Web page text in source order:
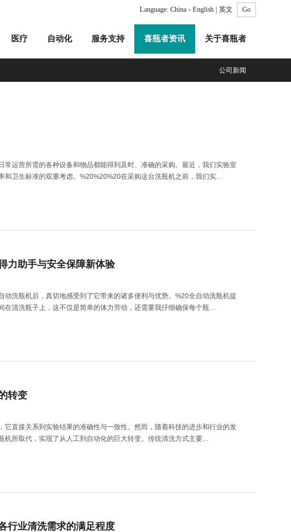
Language: China - English | 英文
瓶机
医疗 自动化 服务支持 喜瓶者资讯 关于喜瓶者
公司新闻
常运营所需的各种设备和物品都能得到及时、准确的采购。最近，我们实验室
卫生标准的双重考虑。%20%20%20在采购这台洗瓶机之前，我们实...
力助手与安全保障新体验
动洗瓶机后，真切地感受到了它带来的诸多便利与优势。%20全自动洗瓶机提
清洗瓶子上，这不仅是简单的体力劳动，还需要我仔细确保每个瓶...
转变
它直接关系到实验结果的准确性与一致性。然而，随着科技的进步和行业的发
所取代，实现了从人工到自动化的巨大转变。传统清洗方式主要...
行业清洗需求的满足程度